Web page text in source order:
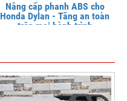
Nâng cấp phanh ABS cho
Honda Dylan - Tăng an toàn
trên mọi hành trình